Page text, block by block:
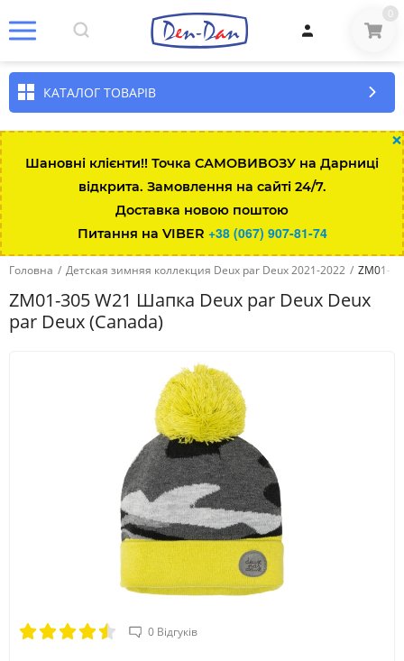
0
КАТАЛОГ ТОВАРІВ
×
Шановні клієнти!! Точка САМОВИВОЗУ на Дарниці
відкрита. Замовлення на сайті 24/7.
Доставка новою поштою
Питання на VIBER +38 (067) 907-81-74
Головна / Детская зимняя коллекция Deux par Deux 2021-2022 / ZM01-
ZM01-305 W21 Шапка Deux par Deux Deux
par Deux (Canada)
0 Відгуків